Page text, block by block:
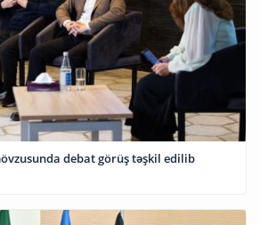
debat görüş təşkil edilib